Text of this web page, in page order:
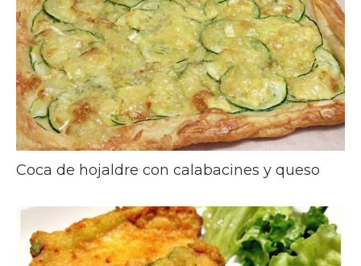
Coca de hojaldre con calabacines y queso